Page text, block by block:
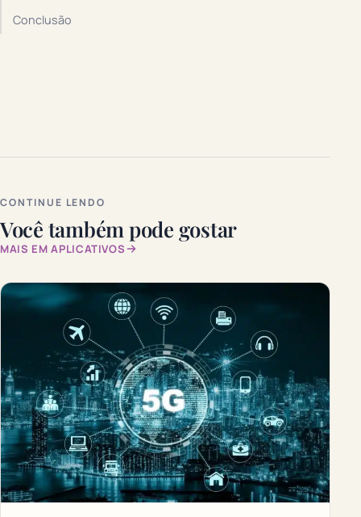
Conclusão
CONTINUE LENDO
Você também pode gostar
MAIS EM APLICATIVOS